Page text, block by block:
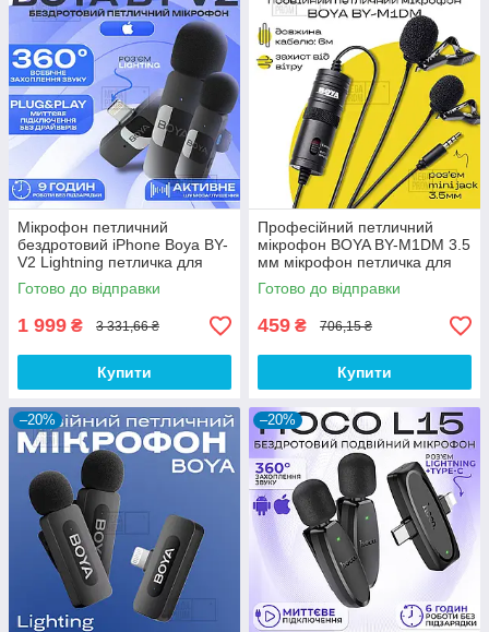
Мікрофон петличний
бездротовий iPhone Boya BY-
V2 Lightning петличка для
айфона телефону
Готово до відправки
1 999 ₴ 3 331,66 ₴
Купити
Професійний петличний
мікрофон BOYA BY-M1DM 3.5
мм мікрофон петличка для
телефону петличка для пк
камери
Готово до відправки
459 ₴ 706,15 ₴
Купити
–20% –20%